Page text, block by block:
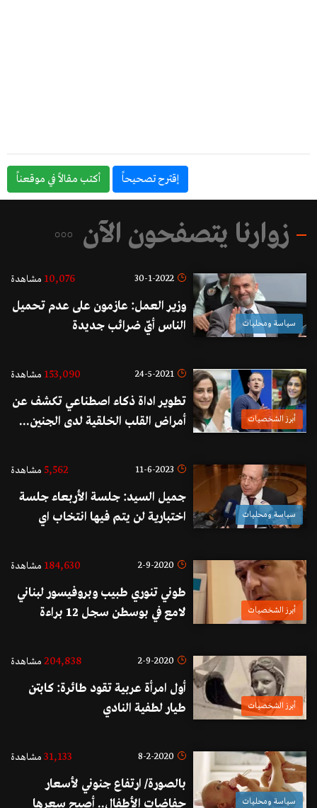
إقترح تصحيحاً أكتب مقالاً في موقعناً
زوارنا يتصفحون الآن
سياسة ومحليات
30-1-2022
10,076 مشاهدة
وزير العمل: عازمون على عدم تحميل
الناس أيّ ضرائب جديدة
أبرز الشخصيات
24-5-2021
153,090 مشاهدة
تطوير اداة ذكاء اصطناعي تكشف عن
أمراض القلب الخلقية لدى الجنين...
تحقق إنجاز طبي ومارك زوكربرغ
سياسة ومحليات
11-6-2023
5,562 مشاهدة
جميل السيد: جلسة الأربعاء جلسة
اختبارية لن يتم فيها انتخاب اي
صوتا "ما بتفرق"
أبرز الشخصيات
2-9-2020
184,630 مشاهدة
طوني تنوري طبيب وبروفيسور لبناني
لامع في بوسطن سجل 12 براءة
أبرز الشخصيات
2-9-2020
204,838 مشاهدة
أول امرأة عربية تقود طائرة: كابتن
طيار لطفية النادي
سياسة ومحليات
8-2-2020
31,133 مشاهدة
بالصورة/ ارتفاع جنوني لأسعار
حفاضات الأطفال.. أصبح سعرها